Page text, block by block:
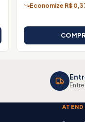
Economize R$